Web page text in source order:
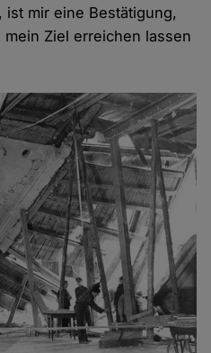
mir eine Bestätigung,
Ziel erreichen lassen